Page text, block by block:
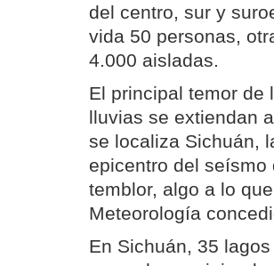
del centro, sur y
vida 50 personas,
4.000 aisladas.
El principal temor de
lluvias se extiendan
se localiza Sichuán,
epicentro del
temblor, algo a lo
Meteorología
En Sichuán, 35